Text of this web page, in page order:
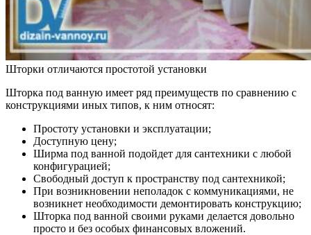
Шторки отличаются простотой установки
Шторка под ванную имеет ряд преимуществ по сравнению с
конструкциями иных типов, к ним относят:
Простоту установки и эксплуатации;
Доступную цену;
Ширма под ванной подойдет для сантехники с любой
конфигурацией;
Свободный доступ к пространству под сантехникой;
При возникновении неполадок с коммуникациями, не
возникнет необходимости демонтировать конструкцию;
Шторка под ванной своими руками делается довольно
просто и без особых финансовых вложений.